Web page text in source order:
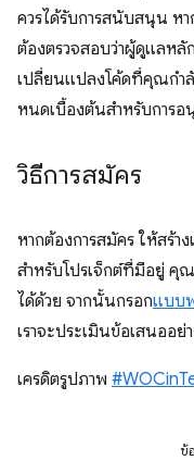
ควรได้รับการสนับสนุน ห
ต้องตรวจสอบว่าผู้ดูแลหลั
เปลี่ยนแปลงโค้ดที่คุณกำ
หนดเบื้องต้นสําหรับการ
วิธีการสมัคร
หากต้องการสมัคร ให้สร้
สำหรับโปรเจ็กต์ที่มีอยู่ คุ
ได้ด้วย จากนั้นกรอกแบบ
เราจะประเมินข้อเสนออย่
เครดิตรูปภาพ
ข้